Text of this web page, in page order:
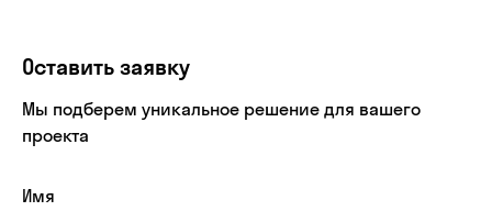
Оставить заявку
Мы подберем уникальное решение для вашего
проекта